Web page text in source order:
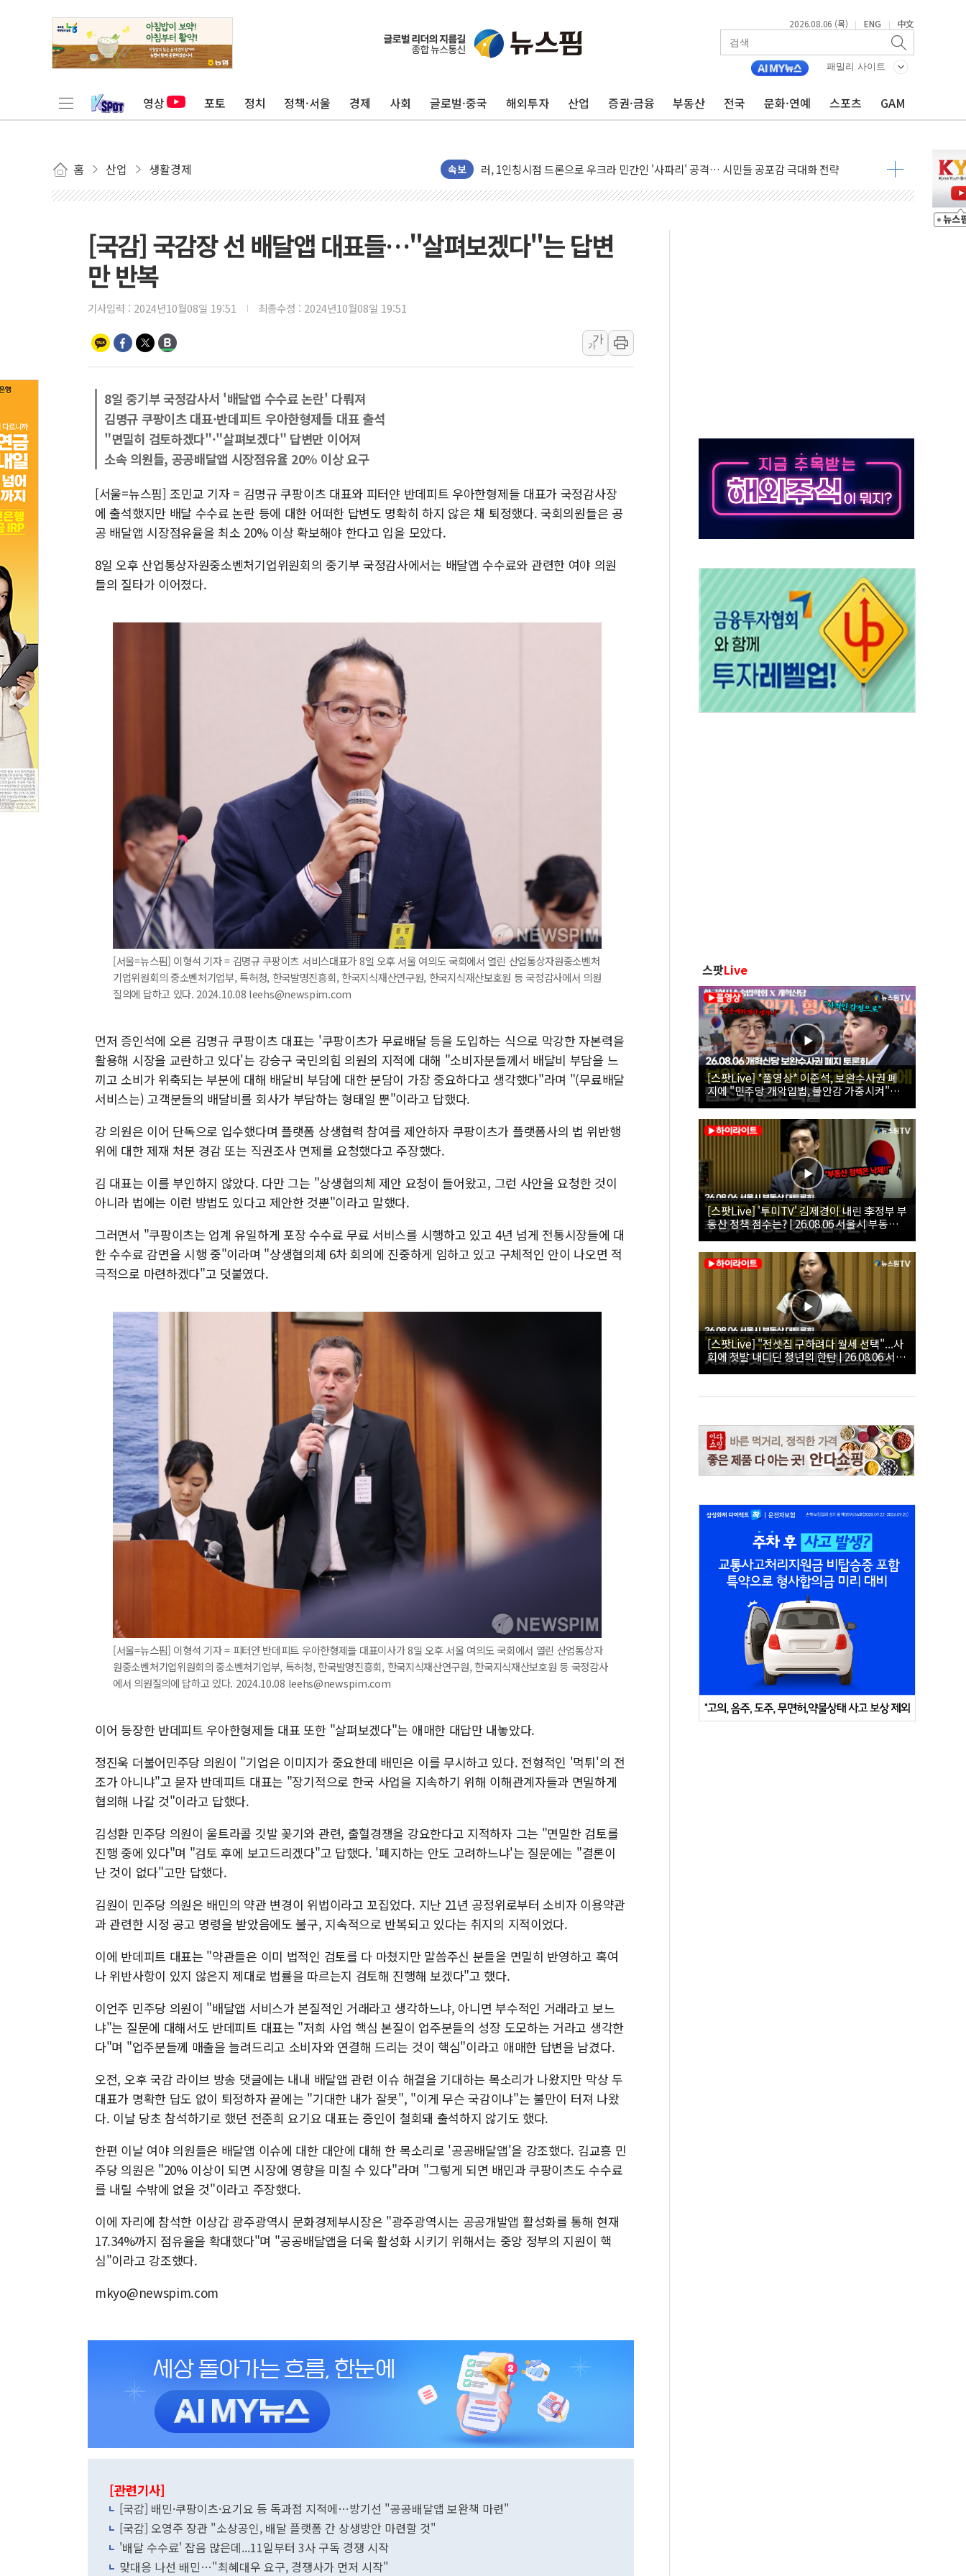
2026.08.06 (목) | ENG | 中文
패밀리 사이트
영상 포토 정치 정책·서울 경제 사회 글로벌·중국 해외투자 산업 증권·금융 부동산 전국 문화·연예 스포츠 GAM
홈 산업 생활경제 속보
금값 7주 만에 최고…美 고용 둔화·호르무즈 재개방 기대에 강세
[인도증시] 중동 긴장 완화에 실적 호조까지, 상승...호실적 보고 기업 상승세 뚜렷
[베트남 증시] 지수 하락 속 'DGC' 임시 주총 기대감에 홀로 상한가…마진 잔액은 사상 최고
'월가의 황제' 다이먼 "금융시장 레버리지 위험수위…숨은 차입이 더 큰 변수"
김정관 산업부 장관 "주 52시간 손봐야, 경쟁상대 中과 비교해야"
해군 1함대 창설 80주년…지역과 함께하는 '선봉'의 대민 봉사
주한미군 "오산기지 누출, 백린 아닌 무해한 표면 부식 물질"
구미 폐염산처리업체서 불 2시간30여분만에 진화...외국인 노동자 숨져
강원·전라권 폭염중대경보 확대…온열질환자 2665명·사망 23명
빚투·레버리지 줄었지만, 반도체 두 종목에 코스피 '휘청'
[2보] 북한, 원산서 동해상 단거리 탄도미사일 발사
[국감] 국감장 선 배달앱 대표들…"살펴보겠다"는 답변
만 반복
기사입력 : 2024년10월08일 19:51 최종수정 : 2024년10월08일 19:51
가
가
8일 중기부 국정감사서 '배달앱 수수료 논란' 다뤄져
김명규 쿠팡이츠 대표·반데피트 우아한형제들 대표 출석
"면밀히 검토하겠다"·"살펴보겠다" 답변만 이어져
소속 의원들, 공공배달앱 시장점유율 20% 이상 요구
[서울=뉴스핌] 조민교 기자 = 김명규 쿠팡이츠 대표와 피터얀 반데피트 우아한형제들 대표가 국정감사장
에 출석했지만 배달 수수료 논란 등에 대한 어떠한 답변도 명확히 하지 않은 채 퇴정했다. 국회의원들은 공
공 배달앱 시장점유율을 최소 20% 이상 확보해야 한다고 입을 모았다.
8일 오후 산업통상자원중소벤처기업위원회의 중기부 국정감사에서는 배달앱 수수료와 관련한 여야 의원
들의 질타가 이어졌다.
[서울=뉴스핌] 이형석 기자 = 김명규 쿠팡이츠 서비스대표가 8일 오후 서울 여의도 국회에서 열린 산업통상자원중소벤처
기업위원회의 중소벤처기업부, 특허청, 한국발명진흥회, 한국지식재산연구원, 한국지식재산보호원 등 국정감사에서 의원
질의에 답하고 있다. 2024.10.08 leehs@newspim.com
먼저 증인석에 오른 김명규 쿠팡이츠 대표는 '쿠팡이츠가 무료배달 등을 도입하는 식으로 막강한 자본력을
활용해 시장을 교란하고 있다'는 강승구 국민의힘 의원의 지적에 대해 "소비자분들께서 배달비 부담을 느
끼고 소비가 위축되는 부분에 대해 배달비 부담에 대한 분담이 가장 중요하다고 생각했다"라며 "(무료배달
서비스는) 고객분들의 배달비를 회사가 부담하는 형태일 뿐"이라고 답했다.
강 의원은 이어 단독으로 입수했다며 플랫폼 상생협력 참여를 제안하자 쿠팡이츠가 플랫폼사의 법 위반행
위에 대한 제재 처분 경감 또는 직권조사 면제를 요청했다고 주장했다.
김 대표는 이를 부인하지 않았다. 다만 그는 "상생협의체 제안 요청이 들어왔고, 그런 사안을 요청한 것이
아니라 법에는 이런 방법도 있다고 제안한 것뿐"이라고 말했다.
그러면서 "쿠팡이츠는 업계 유일하게 포장 수수료 무료 서비스를 시행하고 있고 4년 넘게 전통시장들에 대
한 수수료 감면을 시행 중"이라며 "상생협의체 6차 회의에 진중하게 임하고 있고 구체적인 안이 나오면 적
극적으로 마련하겠다"고 덧붙였다.
[서울=뉴스핌] 이형석 기자 = 피터얀 반데피트 우아한형제들 대표이사가 8일 오후 서울 여의도 국회에서 열린 산업통상자
원중소벤처기업위원회의 중소벤처기업부, 특허청, 한국발명진흥회, 한국지식재산연구원, 한국지식재산보호원 등 국정감사
에서 의원질의에 답하고 있다. 2024.10.08 leehs@newspim.com
이어 등장한 반데피트 우아한형제들 대표 또한 "살펴보겠다"는 애매한 대답만 내놓았다.
정진욱 더불어민주당 의원이 "기업은 이미지가 중요한데 배민은 이를 무시하고 있다. 전형적인 '먹튀'의 전
조가 아니냐"고 묻자 반데피트 대표는 "장기적으로 한국 사업을 지속하기 위해 이해관계자들과 면밀하게
협의해 나갈 것"이라고 답했다.
김성환 민주당 의원이 울트라콜 깃발 꽂기와 관련, 출혈경쟁을 강요한다고 지적하자 그는 "면밀한 검토를
진행 중에 있다"며 "검토 후에 보고드리겠다"고 답했다. '폐지하는 안도 고려하느냐'는 질문에는 "결론이
난 것이 없다"고만 답했다.
김원이 민주당 의원은 배민의 약관 변경이 위법이라고 꼬집었다. 지난 21년 공정위로부터 소비자 이용약관
과 관련한 시정 공고 명령을 받았음에도 불구, 지속적으로 반복되고 있다는 취지의 지적이었다.
이에 반데피트 대표는 "약관들은 이미 법적인 검토를 다 마쳤지만 말씀주신 분들을 면밀히 반영하고 혹여
나 위반사항이 있지 않은지 제대로 법률을 따르는지 검토해 진행해 보겠다"고 했다.
이언주 민주당 의원이 "배달앱 서비스가 본질적인 거래라고 생각하느냐, 아니면 부수적인 거래라고 보느
냐"는 질문에 대해서도 반데피트 대표는 "저희 사업 핵심 본질이 업주분들의 성장 도모하는 거라고 생각한
다"며 "업주분들께 매출을 늘려드리고 소비자와 연결해 드리는 것이 핵심"이라고 애매한 답변을 남겼다.
오전, 오후 국감 라이브 방송 댓글에는 내내 배달앱 관련 이슈 해결을 기대하는 목소리가 나왔지만 막상 두
대표가 명확한 답도 없이 퇴정하자 끝에는 "기대한 내가 잘못", "이게 무슨 국감이냐"는 불만이 터져 나왔
다. 이날 당초 참석하기로 했던 전준희 요기요 대표는 증인이 철회돼 출석하지 않기도 했다.
한편 이날 여야 의원들은 배달앱 이슈에 대한 대안에 대해 한 목소리로 '공공배달앱'을 강조했다. 김교흥 민
주당 의원은 "20% 이상이 되면 시장에 영향을 미칠 수 있다"라며 "그렇게 되면 배민과 쿠팡이츠도 수수료
를 내릴 수밖에 없을 것"이라고 주장했다.
이에 자리에 참석한 이상갑 광주광역시 문화경제부시장은 "광주광역시는 공공개발앱 활성화를 통해 현재
17.34%까지 점유율을 확대했다"며 "공공배달앱을 더욱 활성화 시키기 위해서는 중앙 정부의 지원이 핵
심"이라고 강조했다.
mkyo@newspim.com
[관련기사]
[국감] 배민·쿠팡이츠·요기요 등 독과점 지적에…방기선 "공공배달앱 보완책 마련"
[국감] 오영주 장관 "소상공인, 배달 플랫폼 간 상생방안 마련할 것"
'배달 수수료' 잡음 많은데...11일부터 3사 구독 경쟁 시작
맞대응 나선 배민…"최혜대우 요구, 경쟁사가 먼저 시작"
스팟Live
[스팟Live] *풀영상* 이준석, 보완수사권 폐
지에 "민주당 개악입법, 불안감 가중시켜"｜
26.08.06 개혁신당 보완수사권 폐지 토론회
[스팟Live] '투미TV' 김제경이 내린 李정부 부
동산 정책 점수는? | 26.08.06 서울시 부동산
대토론회
[스팟Live] "전셋집 구하려다 월세 선택"...사
회에 첫발 내디딘 청년의 한탄 | 26.08.06 서울
시 부동산 대토론회